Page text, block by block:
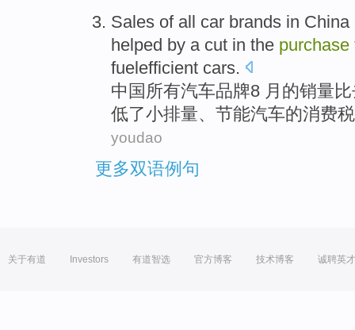
Sales of all car brands in China
helped by a cut in the purchase
fuelefficient cars.
中国 所有汽车品牌8 月 的销量
低了小排量、 节能汽车的消费税
youdao
更多双语例句
关于有道 Investors 有道智选 官方博客 技术博客 诚聘英才